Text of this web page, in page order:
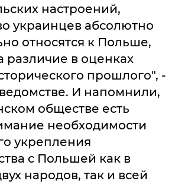
настроений,
украинцев абсолютно
относятся к Польше,
различие в оценках
прошлого", -
И напомнили,
обществе есть
необходимости
укрепления
с Польшей как в
народов, так и всей